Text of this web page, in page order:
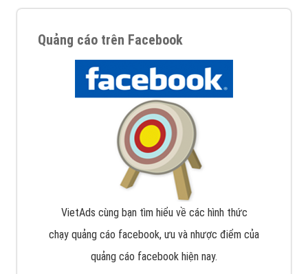
Quảng cáo trên Facebook
VietAds cùng bạn tìm hiểu về các hình thức
chạy quảng cáo facebook, ưu và nhược điểm của
quảng cáo facebook hiện nay.